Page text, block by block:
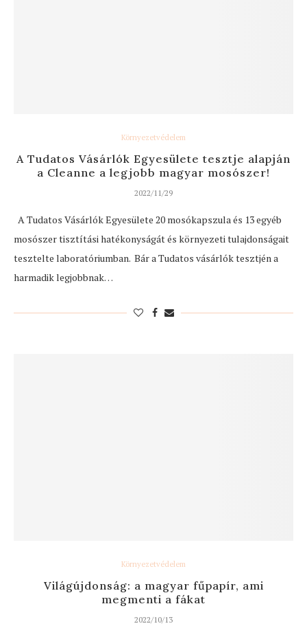
Környezetvédelem
A Tudatos Vásárlók Egyesülete tesztje alapján
a Cleanne a legjobb magyar mosószer!
2022/11/29
A Tudatos Vásárlók Egyesülete 20 mosókapszula és 13 egyéb
mosószer tisztítási hatékonyságát és környezeti tulajdonságait
tesztelte laboratóriumban. Bár a Tudatos vásárlók tesztjén a
harmadik legjobbnak…
Környezetvédelem
Világújdonság: a magyar fűpapír, ami
megmenti a fákat
2022/10/13